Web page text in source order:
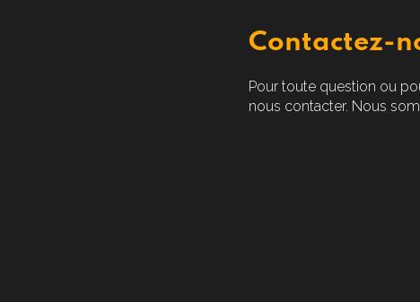
Contactez-
Pour toute question ou
nous contacter. Nous